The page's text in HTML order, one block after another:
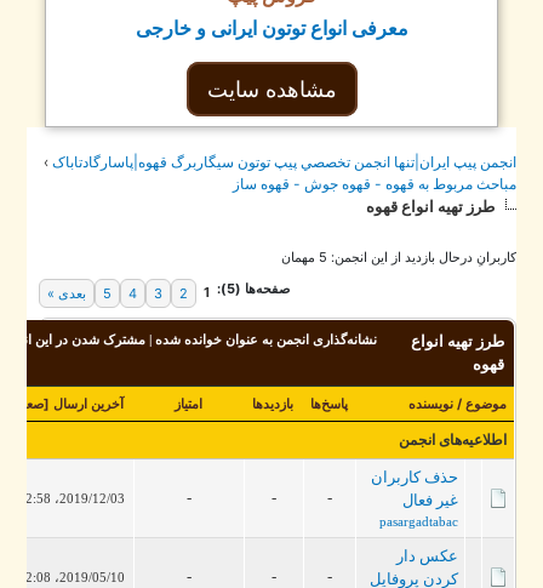
معرفی انواع توتون ایرانی و خارجی
مشاهده سایت
پيپ ايران|تنها انجمن تخصصي پيپ توتون سيگاربرگ قهوه|پاسارگادتاباک›
مربوط به قهوه - قهوه جوش - قهوه ساز
طرز تهيه انواع قهوه
درحال بازدید از این انجمن: 5 مهمان
صفحه‌ها (5):
1
2 بعدی »
نشانه‌گذاری انجمن به عنوان خوانده شده| مشترک شدن در این انجمن
طرز تهيه انواع
موضوع/نویسنده پاسخ‌ها بازدید‌ها آخرین ارسال [ صعودی]
اطلاعیه‌های انجمن
حذف کاربران
غیر فعال
pasargadtabac
2019/12/03، 12:58 PM
عکس دار
کردن پروفایل
2019/05/10، 02:08 PM